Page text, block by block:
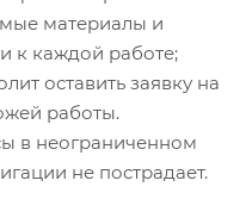
материалы и
к каждой работе;
оставить заявку на
работы.
в неограниченном
не пострадает.